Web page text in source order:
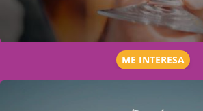
ME INTERESA